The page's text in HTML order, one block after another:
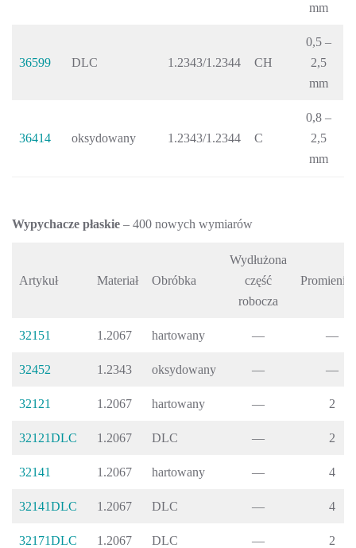
mm
36599 DLC 1.2343/1.2344 CH
0,5 –
2,5
mm
36414 oksydowany 1.2343/1.2344 C
0,8 –
2,5
mm
Wypychacze płaskie – 400 nowych wymiarów
Artykuł Materiał Obróbka
Wydłużona
część
robocza
32151 1.2067 hartowany — —
32452 1.2343 oksydowany — —
32121 1.2067 hartowany — 2
32121DLC 1.2067 DLC — 2
32141 1.2067 hartowany — 4
32141DLC 1.2067 DLC — 4
32171DLC 1.2067 DLC — 2